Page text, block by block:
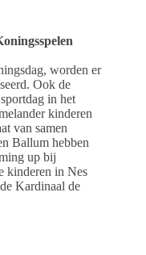
worden er
Ook de
in het
kinderen
van samen
Ballum hebben
up bij
kinderen in Nes
Kardinaal de